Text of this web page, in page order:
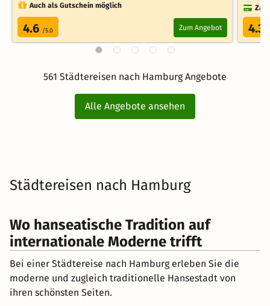
Auch als Gutschein möglich
4.6 /5.0 Zum Angebot 4.3
561 Städtereisen nach Hamburg Angebote
Alle Angebote ansehen
Städtereisen nach Hamburg
Wo hanseatische Tradition auf
internationale Moderne trifft
Bei einer Städtereise nach Hamburg erleben Sie die
moderne und zugleich traditionelle Hansestadt von
ihren schönsten Seiten.